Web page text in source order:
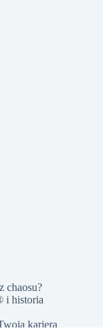
chaosu?
i historia
kariera